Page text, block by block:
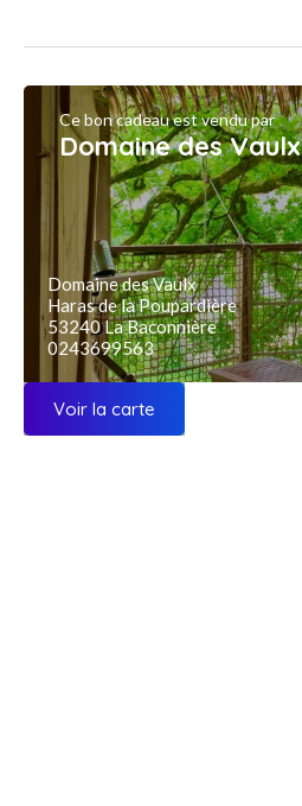
Ce bon cadeau est vendu par
Domaine des Vaulx
Domaine des Vaulx
Haras de la Poupardière
53240 La Baconnière
0243699563
Voir la carte